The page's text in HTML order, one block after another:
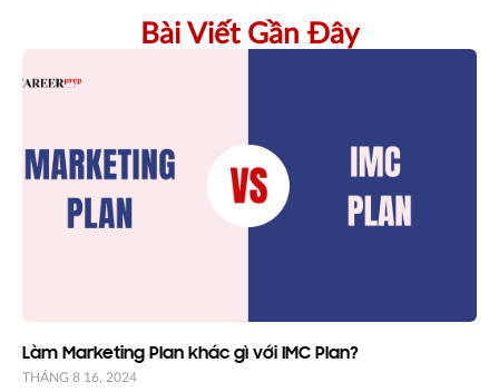
Bài Viết Gần Đây
Làm Marketing Plan khác gì với IMC Plan?
THÁNG 8 16, 2024